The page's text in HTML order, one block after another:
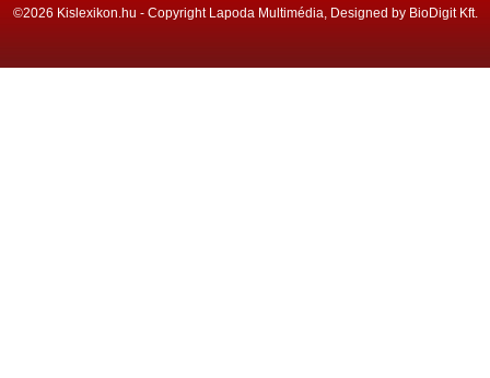
©2026 Kislexikon.hu - Copyright Lapoda Multimédia, Designed by BioDigit Kft.